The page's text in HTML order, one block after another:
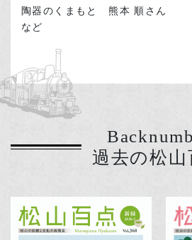
陶器のくまもと 熊本 順さん
など
過去の松山